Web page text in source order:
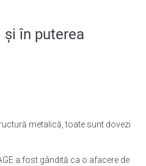
în puterea
metalică, toate sunt dovezi
a fost gândită ca o afacere de